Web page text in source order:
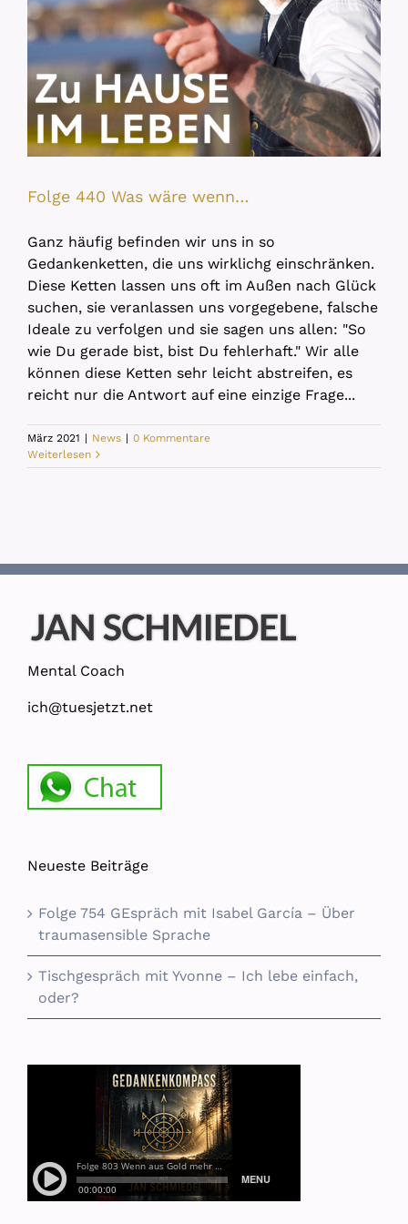
Folge 440 Was wäre wenn…
Ganz häufig befinden wir uns in so
Gedankenketten, die uns wirklichg einschränken.
Diese Ketten lassen uns oft im Außen nach Glück
suchen, sie veranlassen uns vorgegebene, falsche
Ideale zu verfolgen und sie sagen uns allen: "So
wie Du gerade bist, bist Du fehlerhaft." Wir alle
können diese Ketten sehr leicht abstreifen, es
reicht nur die Antwort auf eine einzige Frage...
März 2021 | News | 0 Kommentare
Weiterlesen
Mental Coach
ich@tuesjetzt.net
Neueste Beiträge
Folge 754 GEspräch mit Isabel García – Über
traumasensible Sprache
Tischgespräch mit Yvonne – Ich lebe einfach,
oder?